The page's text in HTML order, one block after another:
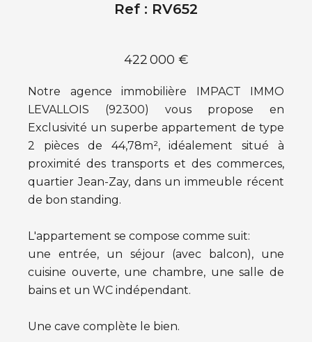
Ref : RV652
422 000 €
Notre agence immobilière IMPACT IMMO
LEVALLOIS (92300) vous propose en
Exclusivité un superbe appartement de type
2 pièces de 44,78m², idéalement situé à
proximité des transports et des commerces,
quartier Jean-Zay, dans un immeuble récent
de bon standing.
L'appartement se compose comme suit:
une entrée, un séjour (avec balcon), une
cuisine ouverte, une chambre, une salle de
bains et un WC indépendant.
Une cave complète le bien.